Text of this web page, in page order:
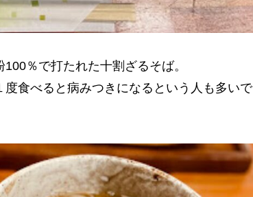
％で打たれた十割ざるそば。
食べると病みつきになるという人も多いで